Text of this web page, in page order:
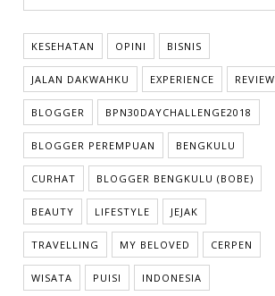
KESEHATAN OPINI BISNIS
JALAN DAKWAHKU EXPERIENCE REVIEW
BLOGGER BPN30DAYCHALLENGE2018
BLOGGER PEREMPUAN BENGKULU
CURHAT BLOGGER BENGKULU (BOBE)
BEAUTY LIFESTYLE JEJAK
TRAVELLING MY BELOVED CERPEN
WISATA PUISI INDONESIA